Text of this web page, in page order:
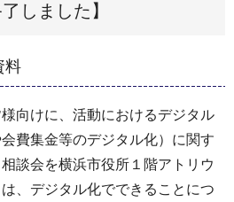
しました】
料
向けに、活動におけるデジタル
費集金等のデジタル化）に関す
談会を横浜市役所１階アトリウ
、デジタル化でできることにつ